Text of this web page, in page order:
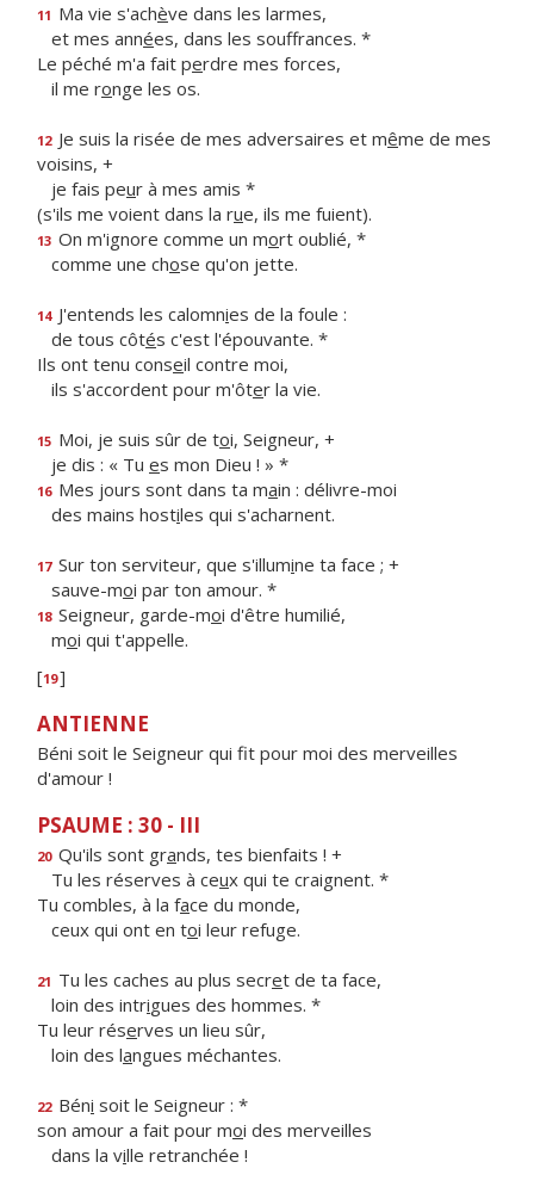
11 Ma vie s'achève dans les larmes,
et mes années, dans les souffrances. *
Le péché m'a fait perdre mes forces,
il me ronge les os.
12 Je suis la risée de mes adversaires et même de mes
voisins, +
je fais peur à mes amis *
(s'ils me voient dans la rue, ils me fuient).
13 On m'ignore comme un mort oublié, *
comme une chose qu'on jette.
14 J'entends les calomnies de la foule :
de tous côtés c'est l'épouvante. *
Ils ont tenu conseil contre moi,
ils s'accordent pour m'ôter la vie.
15 Moi, je suis sûr de toi, Seigneur, +
je dis : « Tu es mon Dieu ! » *
16 Mes jours sont dans ta main : délivre-moi
des mains hostiles qui s'acharnent.
17 Sur ton serviteur, que s'illumine ta face ; +
sauve-moi par ton amour. *
18 Seigneur, garde-moi d'être humilié,
moi qui t'appelle.
[19]
ANTIENNE
Béni soit le Seigneur qui fit pour moi des merveilles
d'amour !
PSAUME : 30 - III
20 Qu'ils sont grands, tes bienfaits ! +
Tu les réserves à ceux qui te craignent. *
Tu combles, à la face du monde,
ceux qui ont en toi leur refuge.
21 Tu les caches au plus secret de ta face,
loin des intrigues des hommes. *
Tu leur réserves un lieu sûr,
loin des langues méchantes.
22 Béni soit le Seigneur : *
son amour a fait pour moi des merveilles
dans la ville retranchée !